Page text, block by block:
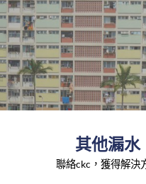
其他漏水
聯絡ckc，獲得解決